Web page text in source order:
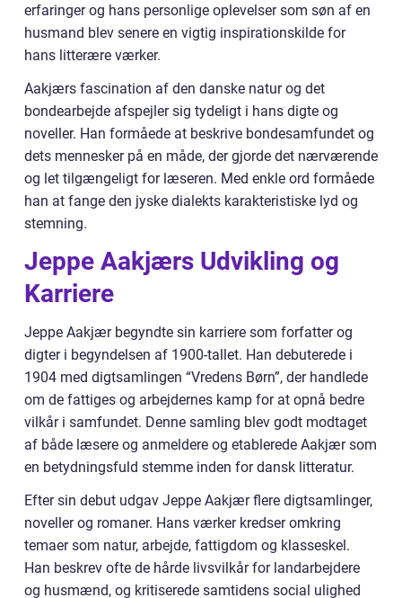
erfaringer og hans personlige oplevelser som søn af en
husmand blev senere en vigtig inspirationskilde for
hans litterære værker.
Aakjærs fascination af den danske natur og det
bondearbejde afspejler sig tydeligt i hans digte og
noveller. Han formåede at beskrive bondesamfundet og
dets mennesker på en måde, der gjorde det nærværende
og let tilgængeligt for læseren. Med enkle ord formåede
han at fange den jyske dialekts karakteristiske lyd og
stemning.
Jeppe Aakjærs Udvikling og
Karriere
Jeppe Aakjær begyndte sin karriere som forfatter og
digter i begyndelsen af 1900-tallet. Han debuterede i
1904 med digtsamlingen “Vredens Børn”, der handlede
om de fattiges og arbejdernes kamp for at opnå bedre
vilkår i samfundet. Denne samling blev godt modtaget
af både læsere og anmeldere og etablerede Aakjær som
en betydningsfuld stemme inden for dansk litteratur.
Efter sin debut udgav Jeppe Aakjær flere digtsamlinger,
noveller og romaner. Hans værker kredser omkring
temaer som natur, arbejde, fattigdom og klasseskel.
Han beskrev ofte de hårde livsvilkår for landarbejdere
og husmænd, og kritiserede samtidens social ulighed